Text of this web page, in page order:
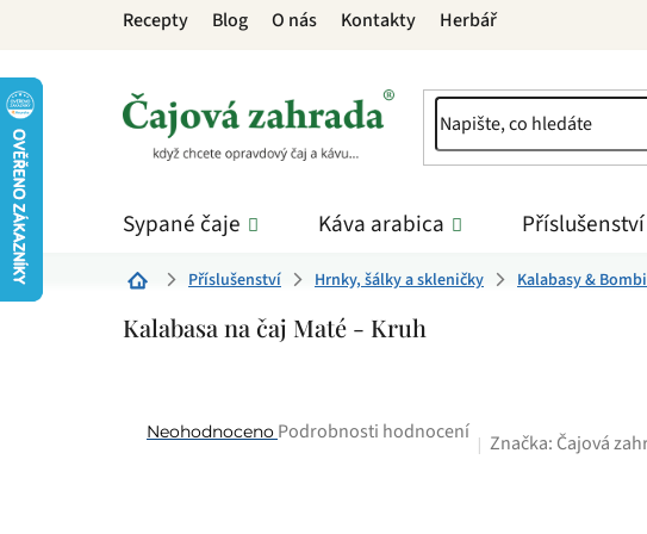
Recepty Blog O nás Kontakty Herbář
Sypané čaje Káva arabica Příslušenství
Domů Příslušenství Hrnky, šálky a skleničky Kalabasy &
Kalabasa na čaj Maté - Kruh
Průměrné
Neohodnoceno Podrobnosti hodnocení Značka: Čajová